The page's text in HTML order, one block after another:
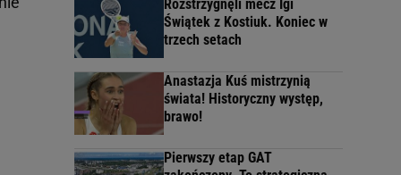
Rozstrzygnęli mecz Igi
Świątek z Kostiuk. Koniec w
trzech setach
Anastazja Kuś mistrzynią
świata! Historyczny występ,
brawo!
Pierwszy etap GAT